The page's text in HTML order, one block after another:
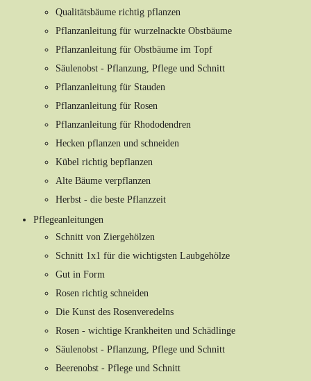
Qualitätsbäume richtig pflanzen
Pflanzanleitung für wurzelnackte Obstbäume
Pflanzanleitung für Obstbäume im Topf
Säulenobst - Pflanzung, Pflege und Schnitt
Pflanzanleitung für Stauden
Pflanzanleitung für Rosen
Pflanzanleitung für Rhododendren
Hecken pflanzen und schneiden
Kübel richtig bepflanzen
Alte Bäume verpflanzen
Herbst - die beste Pflanzzeit
Pflegeanleitungen
Schnitt von Ziergehölzen
Schnitt 1x1 für die wichtigsten Laubgehölze
Gut in Form
Rosen richtig schneiden
Die Kunst des Rosenveredelns
Rosen - wichtige Krankheiten und Schädlinge
Säulenobst - Pflanzung, Pflege und Schnitt
Beerenobst - Pflege und Schnitt